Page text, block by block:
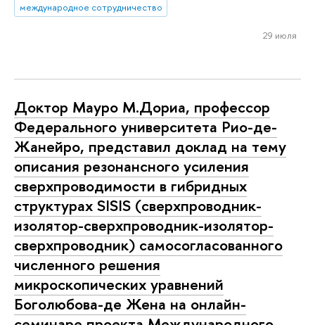
международное сотрудничество
29 июля
Доктор Мауро М.Дориа, профессор
Федерального университета Рио-де-
Жанейро, представил доклад на тему
описания резонансного усиления
сверхпроводимости в гибридных
структурах SISIS (сверхпроводник-
изолятор-сверхпроводник-изолятор-
сверхпроводник) самосогласованного
численного решения
микроскопических уравнений
Боголюбова-де Жена на онлайн-